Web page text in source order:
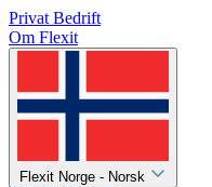
Privat Bedrift
Om Flexit
Flexit Norge - Norsk